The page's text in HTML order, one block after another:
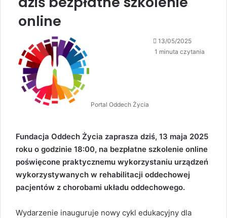
online
Portal Oddech Życia
13/05/2025
1 minuta czytania
Fundacja Oddech Życia zaprasza dziś, 13 maja 2025
roku o godzinie 18:00, na bezpłatne szkolenie online
poświęcone praktycznemu wykorzystaniu urządzeń
wykorzystywanych w rehabilitacji oddechowej
pacjentów z chorobami układu oddechowego.
Wydarzenie inauguruje nowy cykl edukacyjny dla